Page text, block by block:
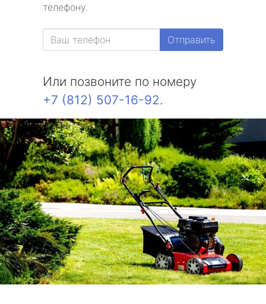
телефону.
Отправить
Или позвоните по номеру
+7 (812) 507-16-92.